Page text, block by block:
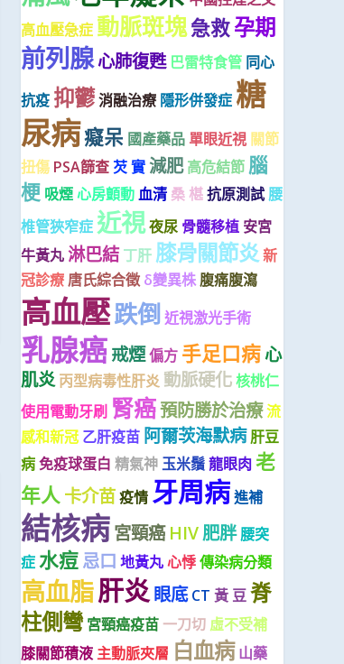
高血壓急症 動脈斑塊急救孕期
前列腺心肺復甦 巴雷特食管 同心
抗疫 抑鬱消融治療 隱形併發症 糖
尿病癡呆 國產藥品 單眼近視 關節
扭傷 PSA篩查 芡 實 減肥 高危結節 腦
梗 吸煙心房顫動血清 桑 椹抗原測試 腰
椎管狹窄症 近視夜尿 骨髓移植 安宮
牛黃丸淋巴結 丁肝 膝骨關節炎新
冠診療 唐氏綜合徵 δ變異株 腹痛腹瀉
高血壓跌倒 近視激光手術
乳腺癌戒煙偏方 手足口病心
肌炎 丙型病毒性肝炎 動脈硬化核桃仁
使用電動牙刷 腎癌預防勝於治療流
感和新冠 乙肝疫苗 阿爾茨海默病 肝豆
病免疫球蛋白 精氣神玉米鬚龍眼肉老
年人卡介苗疫情 牙周病進補
結核病宮頸癌 HIV肥胖腰突
症水痘忌口 地黃丸心悸傳染病分類
高血脂肝炎眼底 CT 黃 豆脊
柱側彎 宮頸癌疫苗 一刀切 虛不受補
膝關節積液 主動脈夾層 白血病 山藥